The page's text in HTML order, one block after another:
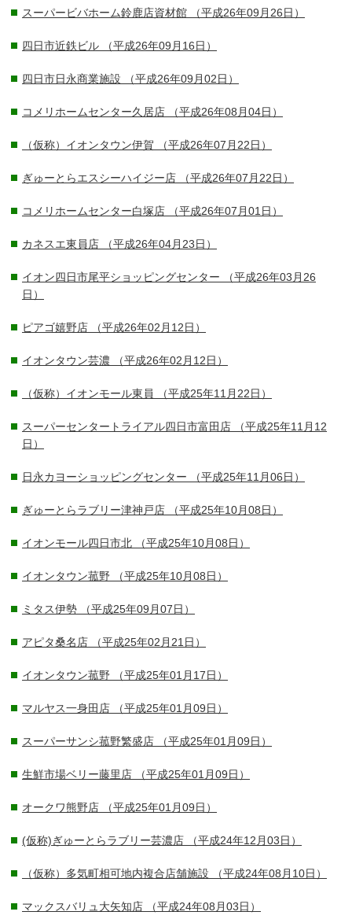
スーパービバホーム鈴鹿店資材館 （平成26年09月26日）
四日市近鉄ビル （平成26年09月16日）
四日市日永商業施設 （平成26年09月02日）
コメリホームセンター久居店 （平成26年08月04日）
（仮称）イオンタウン伊賀 （平成26年07月22日）
ぎゅーとらエスシーハイジー店 （平成26年07月22日）
コメリホームセンター白塚店 （平成26年07月01日）
カネスエ東員店 （平成26年04月23日）
イオン四日市尾平ショッピングセンター （平成26年03月26
日）
ピアゴ嬉野店 （平成26年02月12日）
イオンタウン芸濃 （平成26年02月12日）
（仮称）イオンモール東員 （平成25年11月22日）
スーパーセンタートライアル四日市富田店 （平成25年11月12
日）
日永カヨーショッピングセンター （平成25年11月06日）
ぎゅーとらラブリー津神戸店 （平成25年10月08日）
イオンモール四日市北 （平成25年10月08日）
イオンタウン菰野 （平成25年10月08日）
ミタス伊勢 （平成25年09月07日）
アピタ桑名店 （平成25年02月21日）
イオンタウン菰野 （平成25年01月17日）
マルヤス一身田店 （平成25年01月09日）
スーパーサンシ菰野繁盛店 （平成25年01月09日）
生鮮市場ベリー藤里店 （平成25年01月09日）
オークワ熊野店 （平成25年01月09日）
(仮称)ぎゅーとらラブリー芸濃店 （平成24年12月03日）
（仮称）多気町相可地内複合店舗施設 （平成24年08月10日）
マックスバリュ大矢知店 （平成24年08月03日）